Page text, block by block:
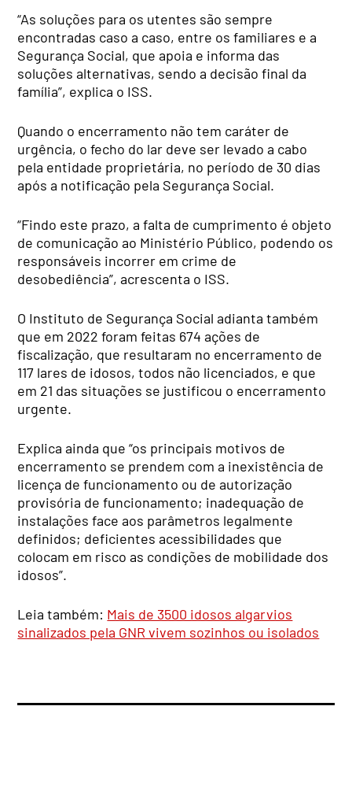
“As soluções para os utentes são sempre
encontradas caso a caso, entre os familiares e a
Segurança Social, que apoia e informa das
soluções alternativas, sendo a decisão final da
família”, explica o ISS.
Quando o encerramento não tem caráter de
urgência, o fecho do lar deve ser levado a cabo
pela entidade proprietária, no período de 30 dias
após a notificação pela Segurança Social.
“Findo este prazo, a falta de cumprimento é objeto
de comunicação ao Ministério Público, podendo os
responsáveis incorrer em crime de
desobediência”, acrescenta o ISS.
O Instituto de Segurança Social adianta também
que em 2022 foram feitas 674 ações de
fiscalização, que resultaram no encerramento de
117 lares de idosos, todos não licenciados, e que
em 21 das situações se justificou o encerramento
urgente.
Explica ainda que “os principais motivos de
encerramento se prendem com a inexistência de
licença de funcionamento ou de autorização
provisória de funcionamento; inadequação de
instalações face aos parâmetros legalmente
definidos; deficientes acessibilidades que
colocam em risco as condições de mobilidade dos
idosos”.
Leia também: Mais de 3500 idosos algarvios
sinalizados pela GNR vivem sozinhos ou isolados